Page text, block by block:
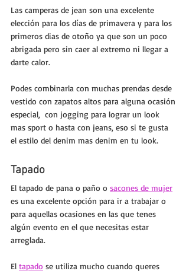
Las camperas de jean son una excelente
elección para los días de primavera y para los
primeros dias de otoño ya que son un poco
abrigada pero sin caer al extremo ni llegar a
darte calor.
Podes combinarla con muchas prendas desde
vestido con zapatos altos para alguna ocasión
especial,  con jogging para lograr un look
mas sport o hasta con jeans, eso si te gusta
el estilo del denim mas denim en tu look.
Tapado
El tapado de pana o paño o sacones de mujer
es una excelente opción para ir a trabajar o
para aquellas ocasiones en las que tenes
algún evento en el que necesitas estar
arreglada.
El tapado se utiliza mucho cuando queres